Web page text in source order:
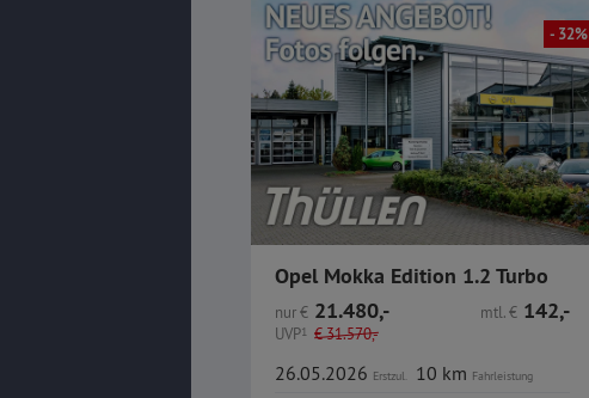
- 32%
Opel Mokka Edition 1.2 Turbo
nur€ 21.480,-
UVP1 €31.570,-
mtl.€ 142,-
26.05.2026 Erstzul. 10 km Fahrleistung